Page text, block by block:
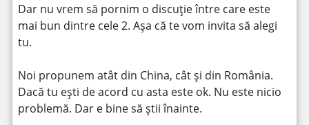
Dar nu vrem să pornim o discuție între care este
mai bun dintre cele 2. Așa că te vom invita să alegi
tu.
Noi propunem atât din China, cât și din România.
Dacă tu ești de acord cu asta este ok. Nu este nicio
problemă. Dar e bine să știi înainte.